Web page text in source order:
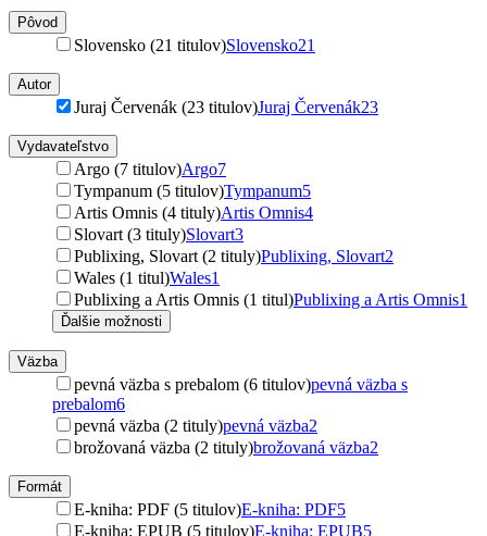
Pôvod
Slovensko (21 titulov)Slovensko21
Autor
Juraj Červenák (23 titulov)Juraj Červenák23
Vydavateľstvo
Argo (7 titulov)Argo7
Tympanum (5 titulov)Tympanum5
Artis Omnis (4 tituly)Artis Omnis4
Slovart (3 tituly)Slovart3
Publixing, Slovart (2 tituly)Publixing, Slovart2
Wales (1 titul)Wales1
Publixing a Artis Omnis (1 titul)Publixing a Artis Omnis1
Ďalšie možnosti
Väzba
pevná väzba s prebalom (6 titulov)pevná väzba s
prebalom6
pevná väzba (2 tituly)pevná väzba2
brožovaná väzba (2 tituly)brožovaná väzba2
Formát
E-kniha: PDF (5 titulov)E-kniha: PDF5
E-kniha: EPUB (5 titulov)E-kniha: EPUB5